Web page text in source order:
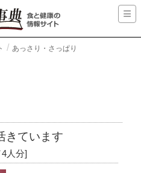
あっさり・さっぱり
きています
分]